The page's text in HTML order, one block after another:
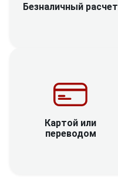
Безналичный расчет
Картой или
переводом